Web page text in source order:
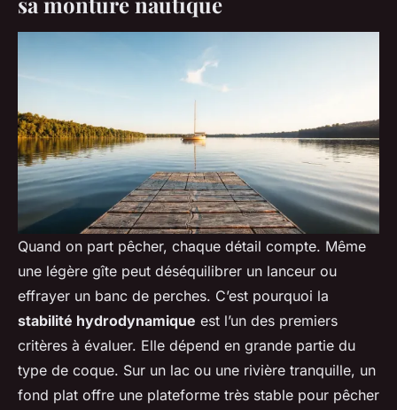
Quand on part pêcher, chaque détail compte. Même
une légère gîte peut déséquilibrer un lanceur ou
effrayer un banc de perches. C’est pourquoi la
stabilité hydrodynamique est l’un des premiers
critères à évaluer. Elle dépend en grande partie du
type de coque. Sur un lac ou une rivière tranquille, un
fond plat offre une plateforme très stable pour pêcher